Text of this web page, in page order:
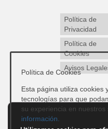
Política de
Privacidad
Política de
Cookies
Avisos
Política de Cookies
Esta página utiliza cookies
tecnologías para que
su experiencia en nuestros
información.